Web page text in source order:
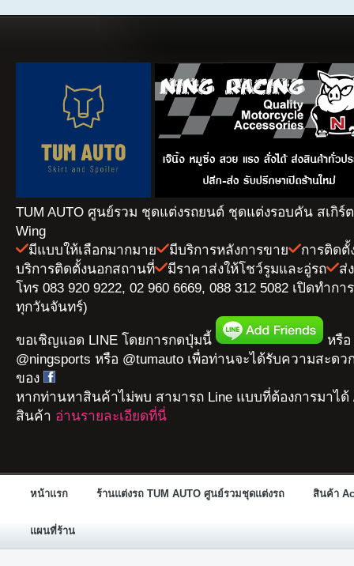
TUM AUTO ศูนย์รวม ชุดแต่งรถยนต์ ชุดแต่งรอบคัน สเกิร์
Wing
มีแบบให้เลือกมากมาย
มีบริการหลังการขาย
การติดตั้
บริการติดตั้งนอกสถานที่
มีราคาส่งให้โชว์รูมและอู่รถ
ส่
โทร 083 920 9222, 02 960 6669, 088 312 5082 เปิดทำก
ทุกวันจันทร์)
ขอเชิญแอด LINE โดยการกดปุ่มนี้
หรือ
@ningsports หรือ @tumauto เพื่อท่านจะได้รับความสะดว
ของ
หากท่านหาสินค้าไม่พบ สามารถ Line แบบที่ต้องการมาได้
สินค้า อ่านรายละเอียดที่นี่
หน้าแรก ร้านแต่งรถ TUM AUTO ศูนย์รวมชุดแต่งรถ สินค้า
แผนที่ร้าน